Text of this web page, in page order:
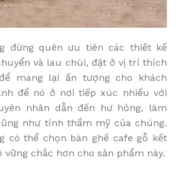
đừng quên ưu tiên các thiết kế
và lau chùi, đặt ở vị trí thích
mang lại ấn tượng cho khách
để nó ở nơi tiếp xúc nhiều với
nhân dẫn đến hư hỏng, làm
như tính thẩm mỹ của chúng.
có thể chọn bàn ghế cafe gỗ kết
vững chắc hơn cho sản phẩm này.